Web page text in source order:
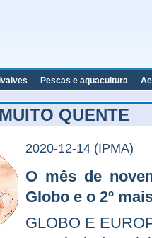
Pescas e aquacultura
QUENTE
2020-12-14 (IPMA)
O mês de
Globo e o 2º
GLOBO E